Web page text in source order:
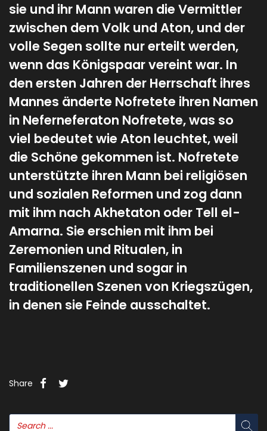
sie und ihr Mann waren die Vermittler
zwischen dem Volk und Aton, und der
volle Segen sollte nur erteilt werden,
wenn das Königspaar vereint war. In
den ersten Jahren der Herrschaft ihres
Mannes änderte Nofretete ihren Namen
in Neferneferaton Nofretete, was so
viel bedeutet wie Aton leuchtet, weil
die Schöne gekommen ist. Nofretete
unterstützte ihren Mann bei religiösen
und sozialen Reformen und zog dann
mit ihm nach Akhetaton oder Tell el-
Amarna. Sie erschien mit ihm bei
Zeremonien und Ritualen, in
Familienszenen und sogar in
traditionellen Szenen von Kriegszügen,
in denen sie Feinde ausschaltet.
Share